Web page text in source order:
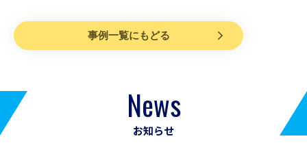
事例一覧にもどる
News
お知らせ